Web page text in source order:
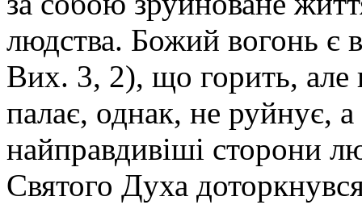
людства. Божий вогонь є
Вих. 3, 2), що горить,
палає, однак, не руйнує,
найправдивіші сторони
Святого Духа